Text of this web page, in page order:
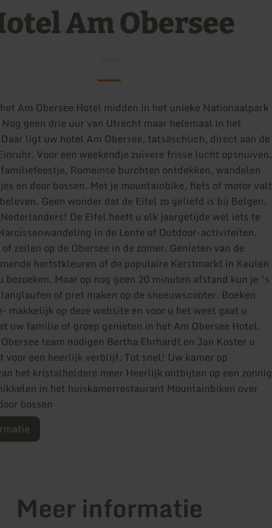
Am Obersee
Am Obersee Hotel midden in het unieke Nationaalpark
geen drie uur van Utrecht maar helemaal in het
ligt uw hotel Am Obersee, tatsäschlich, direct aan de
Voor een weekendje zuivere frisse lucht opsnuiven.
Romeinse burchten ontdekken, wandelen
en door bossen. Met je mountainbike, fiets of motor valt
Geen wonder dat de Eifel zo geliefd is bij Belgen,
De Eifel heeft u elk jaargetijde wel iets te
in de Lente of Outdoor-activiteiten.
zeilen op de Obersee in de zomer. Genieten van de
herfstkleuren of de populaire Kerstmarkt in Keulen
bezoeken. Maar op nog geen 20 minuten afstand kun je ’s
of pret maken op de sneeuwscooter. Boeken
makkelijk op deze website en voor u het weet gaat u
uw familie of groep genieten in het Am Obersee Hotel.
team nodigen Bertha Ehrhardt en Jan Koster u
voor een heerlijk verblijf. Tot snel! Uw kamer op
het kristalheldere meer Heerlijk ontbijten op een zonnig
in het huiskamerrestaurant Mountainbiken over
bossen
Meer informatie